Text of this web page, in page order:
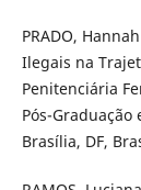
PRADO,
Ilegais na
Penitenciária
Pós-
Brasília, DF,